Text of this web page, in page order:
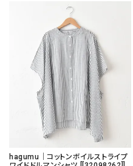
hagumu｜コットンボイルストライプ